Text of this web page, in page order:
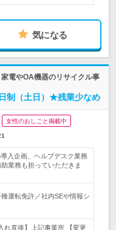
気になる
電やOA機器のリサイクル事
制（土日）★残業少なめ
女性のおしごと掲載中
入企画、ヘルプデスク業務
業務も担っていただきま
運転免許／社内SEや情報シ
れ直後】上記事業所 【変更